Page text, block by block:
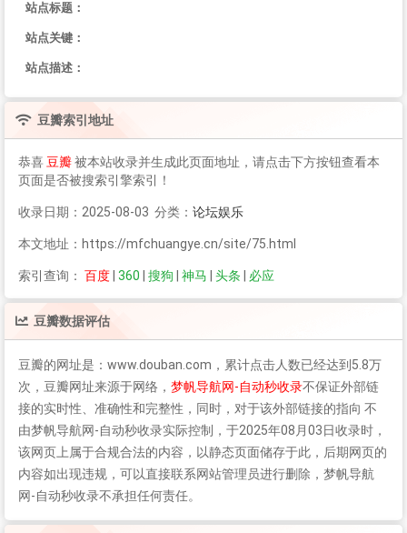
站点标题：
站点关键：
站点描述：
豆瓣索引地址
恭喜豆瓣被本站收录并生成此页面地址，请点击下方按钮查看本
页面是否被搜索引擎索引！
收录日期：2025-08-03 分类： 论坛娱乐
本文地址：https://mfchuangye.cn/site/75.html
索引查询： 百度 360 搜狗 神马 头条 必应
豆瓣数据评估
豆瓣的网址是：www.douban.com，累计点击人数已经达到5.8万
次， 豆瓣网址来源于网络， 梦帆导航网-自动秒收录不保证外部链
接的实时性、准确性和完整性，同时，对于该外部链接的指向 不
由梦帆导航网-自动秒收录实际控制，于2025年08月03日收录时，
该网页上属于合规合法的内容，以静态页面储存于此，后期网页的
内容如出现违规，可以直接联系网站管理员进行删除，梦帆导航
网-自动秒收录不承担任何责任。